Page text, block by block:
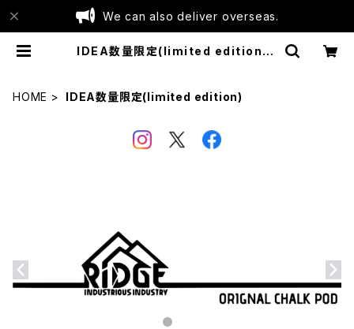
We can also deliver overseas.
IDEA数量限定(limited edition) |
HOME IDEA数量限定(limited edition)